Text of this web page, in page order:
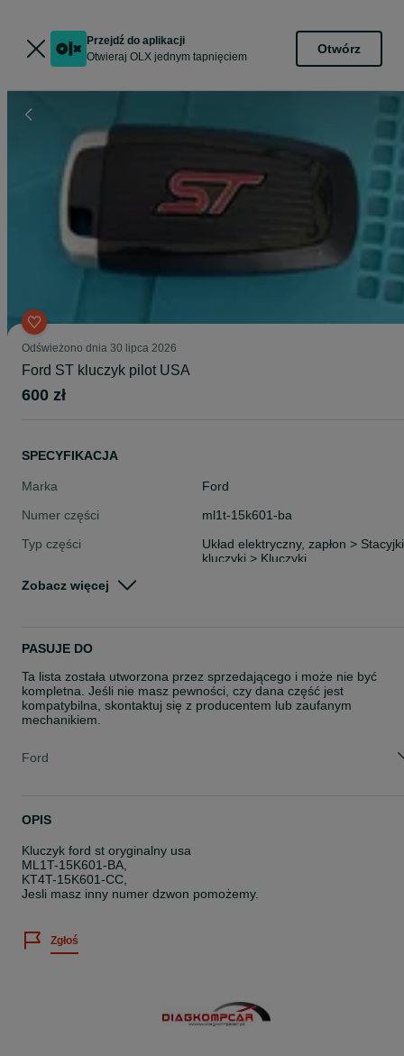
Przejdź do aplikacji
Otwieraj OLX jednym tapnięciem
Otwórz
Odświeżono dnia 30 lipca 2026
Ford ST kluczyk pilot USA
600 zł
SPECYFIKACJA
Marka
Ford
Numer części
ml1t-15k601-ba
Typ części
Układ elektryczny, zapłon >
kluczyki > Kluczyki
Stan
Zobacz więcej
PASUJE DO
Ta lista została utworzona przez sprzedającego i może nie być
kompletna. Jeśli nie masz pewności, czy dana część jest
kompatybilna, skontaktuj się z producentem lub zaufanym
mechanikiem.
Ford
OPIS
Kluczyk ford st oryginalny usa
ML1T-15K601-BA,
KT4T-15K601-CC,
Jesli masz inny numer dzwon pomożemy.
Zgłoś